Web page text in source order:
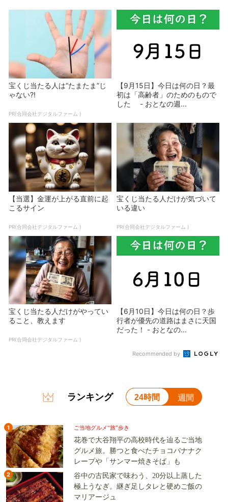
宝くじ当たる人は“たまたま”じ
ゃない?!
PR(合同会社デジタルファーム )
【9月15日】今日は何の日？最
初は「高齢者」のためのもので
した - おとなの週...
【当選】金運が上がる直前に起
こるサイン
PR(合同会社デジタルファーム )
宝くじ当たる人だけが気づいて
いる違い
PR(合同会社デジタルファーム )
宝くじ当たる人だけがやってい
ること、教えます
PR(合同会社デジタルファーム )
【6月10日】今日は何の日？歩
行者が優先の道路はまさに天国
だった！ - おとなの...
Recommended by
ランキング 24時間 週間
1 ご当地グルメ“旅”歩き
花巻で大谷翔平の高校時代を辿るご当地
グルメ旅。勝つと食べたチョコバナナク
レープや「サンマー焼きそば」も
2
谷中の古民家で味わう、20分以上蒸した
極上うなぎ。継ぎ足しタレと硬めご飯の
マリアージュ